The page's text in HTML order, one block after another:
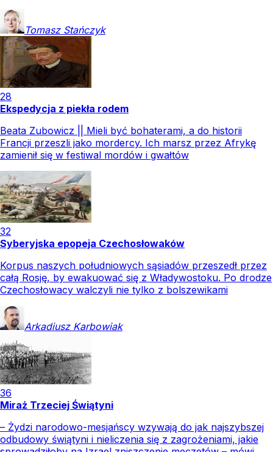
Tomasz Stańczyk
28
Ekspedycja z piekła rodem
Beata Zubowicz || Mieli być bohaterami, a do historii
Francji przeszli jako mordercy. Ich marsz przez Afrykę
zamienił się w festiwal mordów i gwałtów
32
Syberyjska epopeja Czechosłowaków
Korpus naszych południowych sąsiadów przeszedł przez
całą Rosję, by ewakuować się z Władywostoku. Po drodze
Czechosłowacy walczyli nie tylko z bolszewikami
Arkadiusz Karbowiak
36
Miraż Trzeciej Świątyni
– Żydzi narodowo-mesjańscy wzywają do jak najszybszej
odbudowy świątyni i nieliczenia się z zagrożeniami, jakie